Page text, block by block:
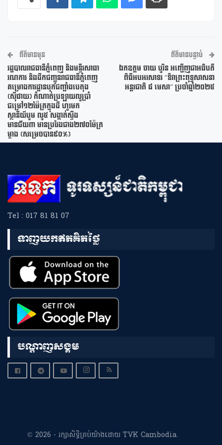
ព័ត៌មានមុន
រដ្ឋបាលរាជធានីភ្នំពេញ និងមន្ទីរសាធា
រណការ និងដឹកជញ្ជូនរាជធានីភ្នំពេញ
គម្រោងការដ្ឋានបុកជញ្ជាំងបេតុង
(សុីផាយ) កំណាត់ប្រឡាយលូប្រាំ
ជម្រៅ១២ម៉ែត្រក្នុងដី ហូរមក
ស្ថានីយ៌បូម លូ៥ សង្កាត់ស្ទឹង
មានជ័យ៣ មានប្រវែងជាង២៧០ម៉ែត្រ
ម្ខាង (សម្រេចបាន៩០%)
ព័ត៌មានបន្ទាប់
ឯកឧត្តម ចាយ បូរិន អញ្ជើញជាអធិបតី
ពិធីអបអរសាទរ “ទិវាព្រះពុទ្ធសាសនា
អន្តរជាតិ ៨ មេសា” ប្រចាំឆ្នាំ២០២៥
Tel : 017 81 81 07
ទាញយកឥតគិតថ្លៃ
បណ្តាញសង្គម
© 2026 - រក្សាសិទ្ធិគ្រប់យ៉ាងដោយ TVK Cambodia.